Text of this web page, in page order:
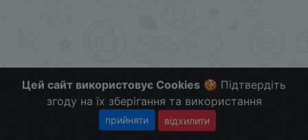
Цей сайт використовує Cookies 🍪 Підтвердіть
згоду на їх зберігання та використання
прийняти відхилити